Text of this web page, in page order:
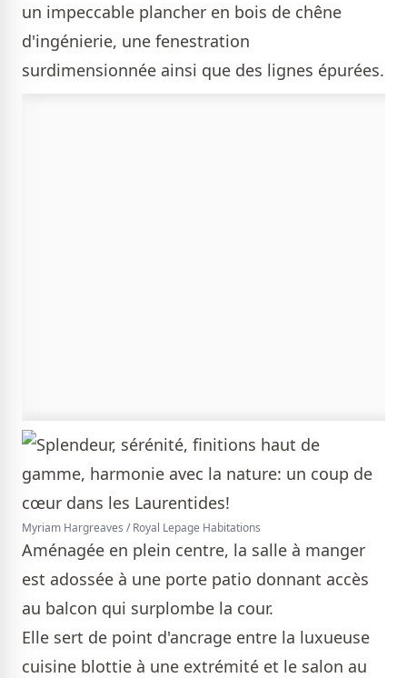
un impeccable plancher en bois de chêne
d'ingénierie, une fenestration
surdimensionnée ainsi que des lignes épurées.
Myriam Hargreaves / Royal Lepage Habitations
Aménagée en plein centre, la salle à manger
est adossée à une porte patio donnant accès
au balcon qui surplombe la cour.
Elle sert de point d'ancrage entre la luxueuse
cuisine blottie à une extrémité et le salon au